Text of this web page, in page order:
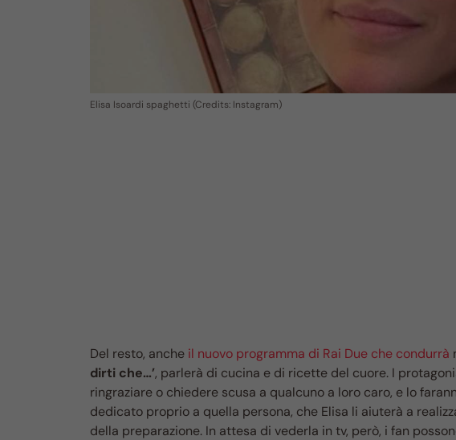
Elisa Isoardi spaghetti (Credits: Instagram)
Del resto, anche il nuovo programma di Rai Due che condurrà
dirti che…’, parlerà di cucina e di ricette del cuore. I
ringraziare o chiedere scusa a qualcuno a loro caro, e lo
dedicato proprio a quella persona, che Elisa li aiuterà a
della preparazione. In attesa di vederla in tv, però, i fan